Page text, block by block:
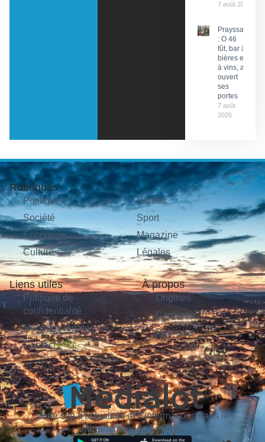
7 août 2026
Prayssac
: O 46
fût, bar à
bières et
à vins, a
ouvert
ses
portes
7 août
2026
Rubriques
Politique
Société
Économie
Culture
Sorties
Sport
Magazine
Légales
Liens utiles
Politique de
confidentialité
Mentions légales
Contact
À propos
Origines
Carrières
Publicité
Votre site d'actualités et d'informations dans le
département du Lot (46).